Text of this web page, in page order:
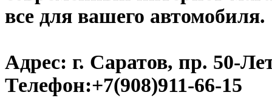
все для вашего автомобиля.
Адрес: г. Саратов, пр. 50-
Телефон:+7(908)911-66-15